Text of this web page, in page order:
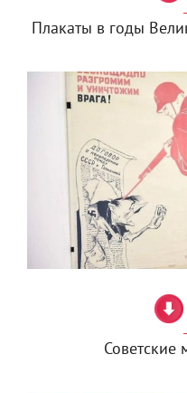
Плакаты в годы
Советские